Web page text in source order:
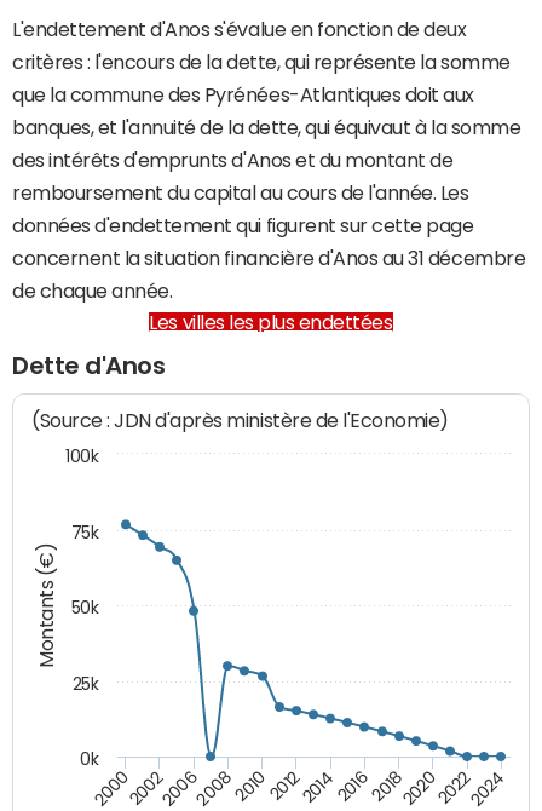
L'endettement d'Anos s'évalue en fonction de deux
critères : l'encours de la dette, qui représente la somme
que la commune des Pyrénées-Atlantiques doit aux
banques, et l'annuité de la dette, qui équivaut à la somme
des intérêts d'emprunts d'Anos et du montant de
remboursement du capital au cours de l'année. Les
données d'endettement qui figurent sur cette page
concernent la situation financière d'Anos au 31 décembre
de chaque année.
Les villes les plus endettées
Dette d'Anos
Montants (€)
(Source : JDN d'après ministère de l'Economie)
200020022006200820102012201420162018202020222024
0k
100k
25k
50k
75k